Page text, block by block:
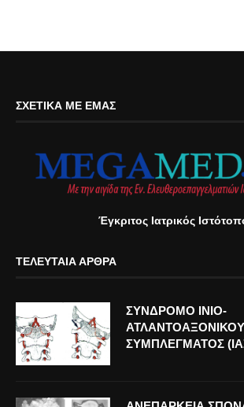
ΣΧΕΤΙΚΆ ΜΕ ΕΜΆΣ
Έγκριτος Ιατρικός
ΤΕΛΕΥΤΑΊΑ ΆΡΘΡΑ
ΣΥΝΔΡΟΜΟ ΙΝΙΟ-
ΑΤΛΑΝΤΟΑΞΟΝΙΚΟΥ
ΣΥΜΠΛΕΓΜΑΤΟΣ